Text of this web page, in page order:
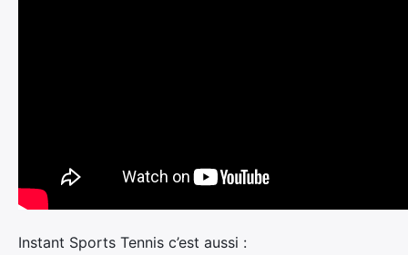
Instant Sports Tennis c’est aussi :